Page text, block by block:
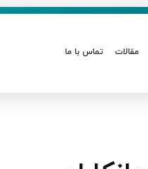
مقالات تماس با ما